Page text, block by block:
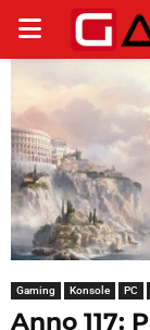
PRIMARY
MENU
Gaming Konsole PC
Anno 117: